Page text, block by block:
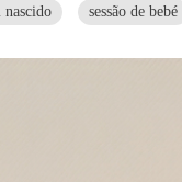
nascido sessão de bebé